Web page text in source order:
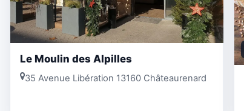
Le Moulin des Alpilles
35 Avenue Libération 13160 Châteaurenard